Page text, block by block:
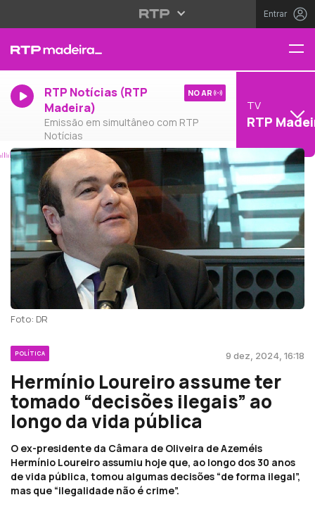
Entrar
RTP Notícias (RTP
Madeira)
Emissão em simultâneo com RTP
Notícias
NO AR
TV
RTP
Foto: DR
POLÍTICA 9 dez, 2024, 16:18
Hermínio Loureiro assume ter
tomado “decisões ilegais” ao
longo da vida pública
O ex-presidente da Câmara de Oliveira de Azeméis
Hermínio Loureiro assumiu hoje que, ao longo dos 30 anos
de vida pública, tomou algumas decisões “de forma ilegal”,
mas que “ilegalidade não é crime”.